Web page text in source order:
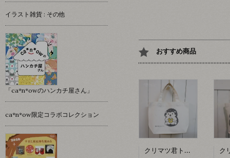
おすすめ商品
クリマツ君トートバッグ(ドーナツ)【イワモトシューヘー】
イラスト雑貨 : その他
「ca*n*owのハンカチ屋さん」
ca*n*ow限定コラボコレクション